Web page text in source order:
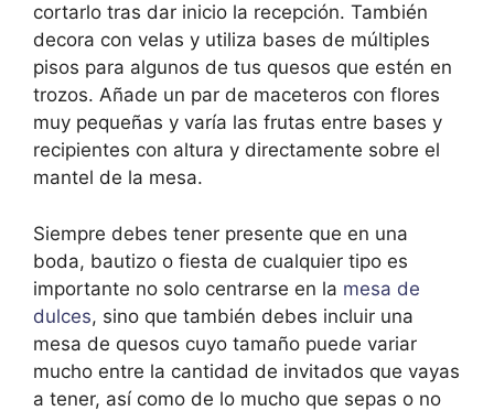
cortarlo tras dar inicio la recepción. También
decora con velas y utiliza bases de múltiples
pisos para algunos de tus quesos que estén en
trozos. Añade un par de maceteros con flores
muy pequeñas y varía las frutas entre bases y
recipientes con altura y directamente sobre el
mantel de la mesa.
Siempre debes tener presente que en una
boda, bautizo o fiesta de cualquier tipo es
importante no solo centrarse en la mesa de
dulces, sino que también debes incluir una
mesa de quesos cuyo tamaño puede variar
mucho entre la cantidad de invitados que vayas
a tener, así como de lo mucho que sepas o no